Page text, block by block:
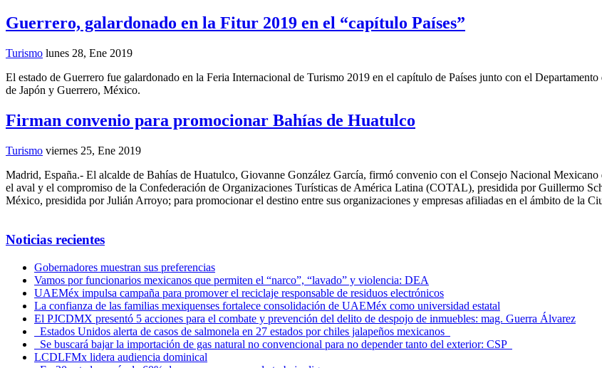
Guerrero, galardonado en la Fitur 2019 en el “capítulo Países”
Turismo lunes 28, Ene 2019
El estado de Guerrero fue galardonado en la Feria Internacional de Turismo 2019 en el capítulo de Países junto con el
de Japón y Guerrero, México.
Firman convenio para promocionar Bahías de Huatulco
Turismo viernes 25, Ene 2019
Madrid, España.- El alcalde de Bahías de Huatulco, Giovanne González García, firmó convenio con el Consejo Nacional
el aval y el compromiso de la Confederación de Organizaciones Turísticas de América Latina (COTAL), presidida por Guillermo
México, presidida por Julián Arroyo; para promocionar el destino entre sus organizaciones y empresas afiliadas en el ámbito de la
Noticias recientes
Gobernadores muestran sus preferencias
Vamos por funcionarios mexicanos que permiten el “narco”, “lavado” y violencia: DEA
UAEMéx impulsa campaña para promover el reciclaje responsable de residuos electrónicos
La confianza de las familias mexiquenses fortalece consolidación de UAEMéx como universidad estatal
El PJCDMX presentó 5 acciones para el combate y prevención del delito de despojo de inmuebles: mag. Guerra Álvarez
Estados Unidos alerta de casos de salmonela en 27 estados por chiles jalapeños mexicanos
Se buscará bajar la importación de gas natural no convencional para no depender tanto del exterior: CSP
LCDLFMx lidera audiencia dominical